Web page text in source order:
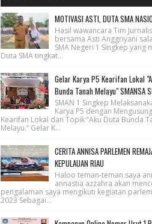
MOTIVASI ASTI, DUTA SMA
Hasil wawancara Tim
bersama Asti Anggriyani
SMA Negeri 1 Singkep yang
Duta SMA tingkat...
Gelar Karya P5 Kearifan Lokal
Bunda Tanah Melayu" SMANSA
SMAN 1 Singkep
Karya P5 dengan
Kearifan Lokal dan Topik “Aku Duta Bunda
Melayu.” Gelar K...
CERITA ANNISA PARLEMEN
KEPULAUAN RIAU
Haloo teman-teman saya
annastia azzahra akan
pengalaman saya mengikuti kegiatan
2023 Sebagai...